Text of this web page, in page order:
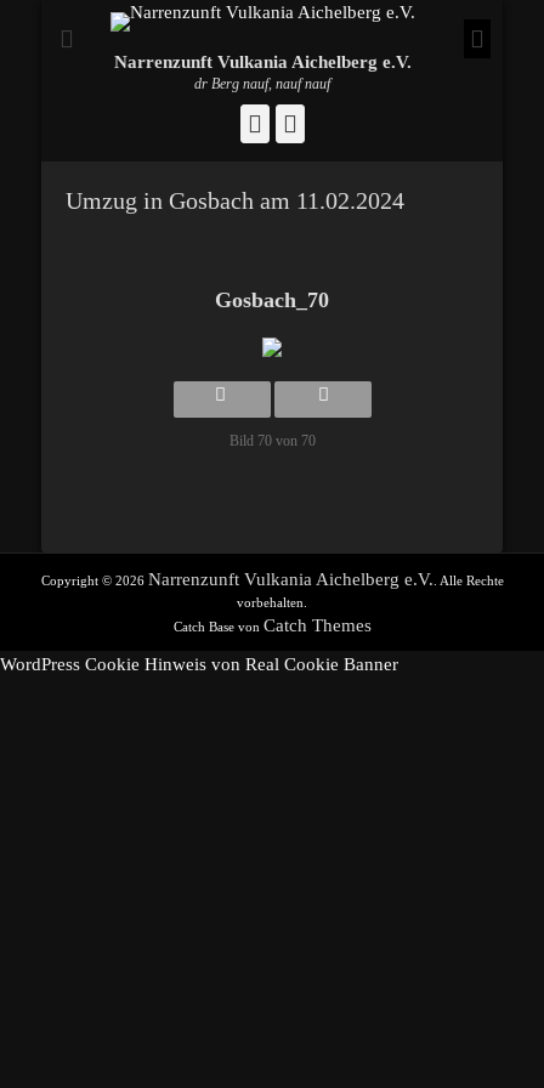
Narrenzunft Vulkania Aichelberg e.V.
dr Berg nauf, nauf nauf
Facebook
Umzug in Gosbach am 11.02.2024
Gosbach_70
Bild 70 von 70
Copyright © 2026 Narrenzunft Vulkania Aichelberg e.V. . Alle Rechte
vorbehalten.
Catch Base von Catch Themes
WordPress Cookie Hinweis von Real Cookie Banner